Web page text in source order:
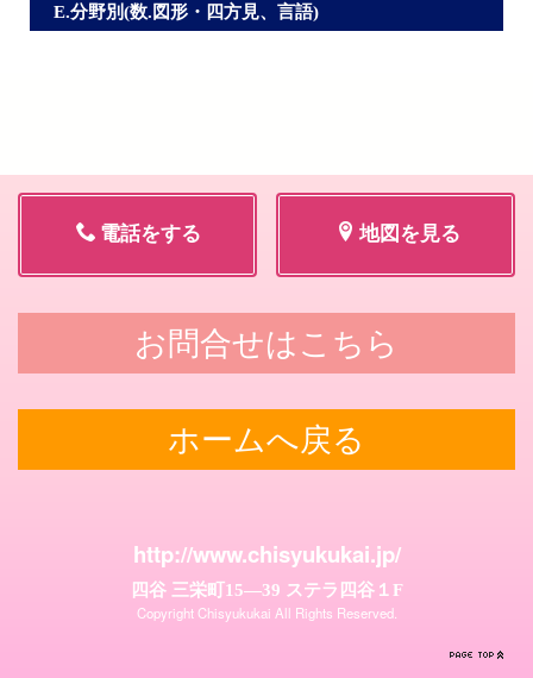
E.分野別(数.図形・四方見、言語)
電話をする 地図を見る
お問合せはこちら
ホームへ戻る
http://www.chisyukukai.jp/
四谷 三栄町15―39 ステラ四谷１F
Copyright Chisyukukai All Rights Reserved.